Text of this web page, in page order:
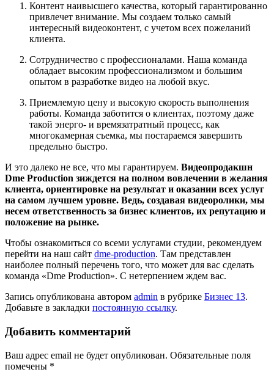
Контент наивысшего качества, который гарантированно
привлечет внимание. Мы создаем только самый
интересный видеоконтент, с учетом всех пожеланий
клиента.
Сотрудничество с профессионалами. Наша команда
обладает высоким профессионализмом и большим
опытом в разработке видео на любой вкус.
Приемлемую цену и высокую скорость выполнения
работы. Команда заботится о клиентах, поэтому даже
такой энерго- и времязатратный процесс, как
многокамерная съемка, мы постараемся завершить
предельно быстро.
И это далеко не все, что мы гарантируем. Видеопродакшн
Dme Production зиждется на полном вовлечении в желания
клиента, ориентировке на результат и оказании всех услуг
на самом лучшем уровне. Ведь, создавая видеоролики, мы
несем ответственность за бизнес клиентов, их репутацию и
положение на рынке.
Чтобы ознакомиться со всеми услугами студии, рекомендуем
перейти на наш сайт dme-production. Там представлен
наиболее полный перечень того, что может для вас сделать
команда «Dme Production». С нетерпением ждем вас.
Запись опубликована автором admin в рубрике Бизнес 13.
Добавьте в закладки постоянную ссылку.
Добавить комментарий
Ваш адрес email не будет опубликован. Обязательные поля
помечены *